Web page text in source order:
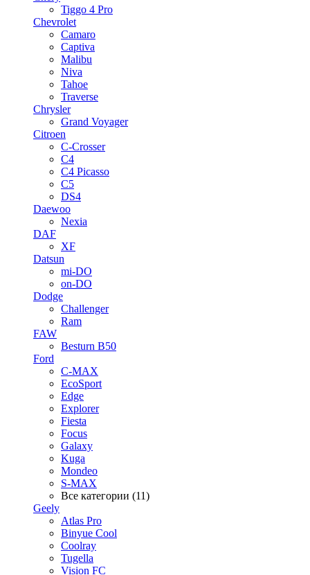
Tiggo 4 Pro
Chevrolet
Camaro
Captiva
Malibu
Niva
Tahoe
Traverse
Chrysler
Grand Voyager
Citroen
C-Crosser
C4
C4 Picasso
C5
DS4
Daewoo
Nexia
DAF
XF
Datsun
mi-DO
on-DO
Dodge
Challenger
Ram
FAW
Besturn B50
Ford
C-MAX
EcoSport
Edge
Explorer
Fiesta
Focus
Galaxy
Kuga
Mondeo
S-MAX
Все категории (11)
Geely
Atlas Pro
Binyue Cool
Coolray
Tugella
Vision FC